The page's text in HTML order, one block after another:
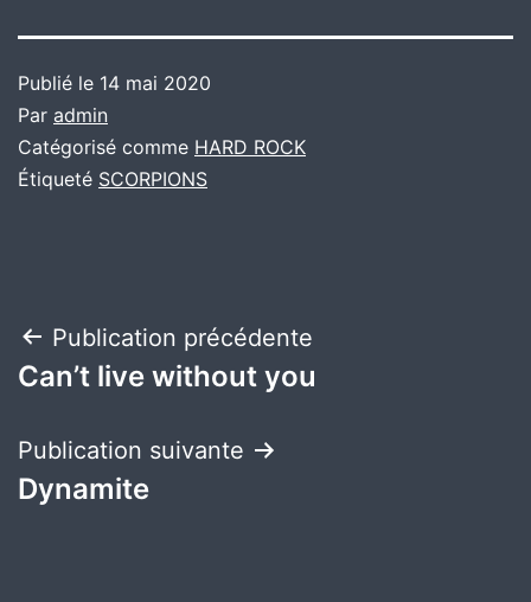
Publié le 14 mai 2020
Par admin
Catégorisé comme HARD ROCK
Étiqueté SCORPIONS
Navigation
de
l’article
Publication précédente
Can’t live without you
Publication suivante
Dynamite